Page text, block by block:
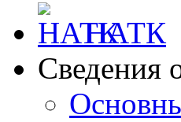
НАТК
Сведения